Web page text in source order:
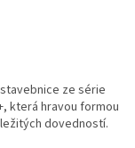
ze série
která hravou formou
dovedností.